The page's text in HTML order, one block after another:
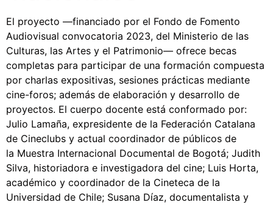
El proyecto —financiado por el Fondo de Fomento
Audiovisual convocatoria 2023, del Ministerio de las
Culturas, las Artes y el Patrimonio— ofrece becas
completas para participar de una formación compuesta
por charlas expositivas, sesiones prácticas mediante
cine-foros; además de elaboración y desarrollo de
proyectos. El cuerpo docente está conformado por:
Julio Lamaña, expresidente de la Federación Catalana
de Cineclubs y actual coordinador de públicos de
la Muestra Internacional Documental de Bogotá; Judith
Silva, historiadora e investigadora del cine; Luis Horta,
académico y coordinador de la Cineteca de la
Universidad de Chile; Susana Díaz, documentalista y